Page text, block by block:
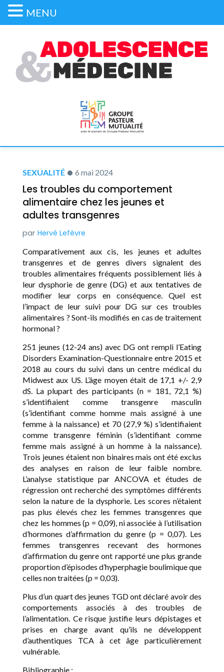
SEXUALITÉ 6 mai 2024
Les troubles du comportement
alimentaire chez les jeunes et
adultes transgenres
Hervé Lefèvre
Comparativement aux cis, les jeunes et adultes
transgenres et de genres divers signalent des
troubles alimentaires fréquents possiblement liés à
leur dysphorie de genre (DG) et aux tentatives de
modifier leur corps en conséquence. Quel est
l’impact de leur suivi pour DG sur ces troubles
alimentaires ? Sont-ils modifiés en cas de traitement
hormonal ?
251 jeunes (12-24 ans) avec DG ont rempli l’Eating
Disorders Examination-Questionnaire entre 2015 et
2018 au cours du suivi dans un centre médical du
Midwest aux US. L’âge moyen était de 17,1 +/- 2,9
dS. La plupart des participants (n = 181, 72,1 %)
s’identifiaient comme transgenre masculin
(s’identifiant comme homme mais assigné à une
femme à la naissance) et 70 (27,9 %) s’identifiaient
comme transgenre féminin (s’identifiant comme
femme mais assigné à un homme à la naissance).
Trois jeunes étaient non binaires mais ont été exclus
des analyses en raison de leur faible nombre.
L’analyse statistique par ANCOVA et études de
régression ont recherché des symptômes différents
selon la nature de la dysphorie. Les scores n’étaient
pas plus élevés chez les femmes transgenres que
chez les hommes (p = 0,09), ni associée à l’utilisation
d’hormones d’affirmation du genre (p = 0,07). Les
femmes transgenres recevant des hormones
d’affirmation du genre ont rapporté une plus grande
proportion d’épisodes d’hyperphagie boulimique que
celles non traitées (p = 0,03).
Plus d’un quart des jeunes TGD ont déclaré avoir des
comportements associés à des troubles de
l’alimentation. Ce risque justifie leurs dépistages et
prises en charge avant qu’ils ne développent
d’authentiques TCA à cet âge particulièrement
vulnérable.
Bibliographie :
MENU